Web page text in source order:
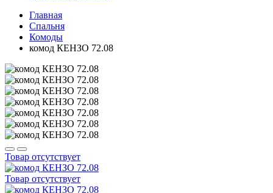
Главная
Спальня
Комоды
комод КЕНЗО 72.08
Товар отсутствует
Товар отсутствует